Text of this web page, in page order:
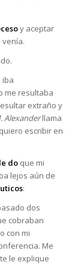
y aceptar
venía.
iba
me resultaba
extraño y
Alexanderllama
escribir en
doque mi
lejos aún de
:
dos
cobraban
con mi
Me
le explique